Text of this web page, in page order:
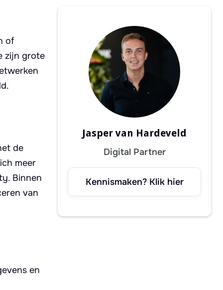
of
zijn grote
de
meer
Binnen
van
en
Jasper van Hardeveld
Digital Partner
Kennismaken? Klik hier